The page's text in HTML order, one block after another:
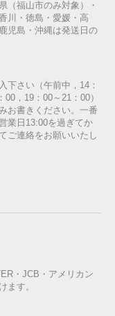
（福山市のみ対象）・
川・徳島・愛媛・高
児島・沖縄は発送日の
下さい（午前中，14：
，19：00～21：00）
お書きください。一番
業日13:00を過ぎてか
ご連絡をお願いいたし
・JCB・アメリカン
ます。